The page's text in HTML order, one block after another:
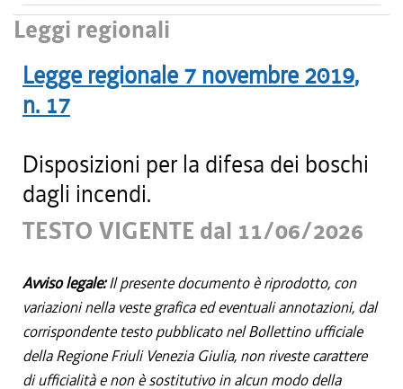
Leggi regionali
Legge regionale 7 novembre 2019,
n. 17
Disposizioni per la difesa dei boschi
dagli incendi.
TESTO VIGENTE dal 11/06/2026
Avviso legale:Il presente documento è riprodotto, con
variazioni nella veste grafica ed eventuali annotazioni, dal
corrispondente testo pubblicato nel Bollettino ufficiale
della Regione Friuli Venezia Giulia, non riveste carattere
di ufficialità e non è sostitutivo in alcun modo della